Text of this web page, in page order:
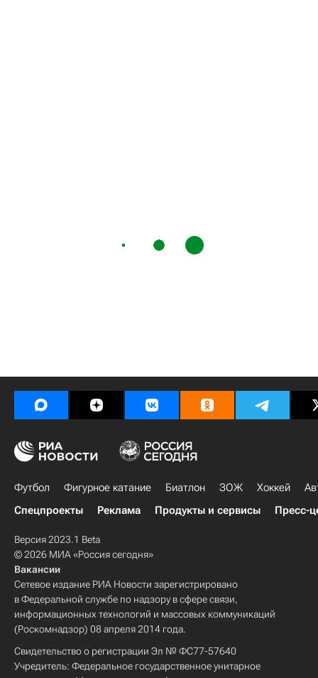
Футбол Фигурное катание Биатлон ЗОЖ Хоккей
Спецпроекты
Реклама Продукты и сервисы Пресс-
Версия 2023.1 Beta
© 2026 МИА «Россия сегодня»
Вакансии
Сетевое издание РИА Новости зарегистрировано
в Федеральной службе по надзору в сфере связи,
информационных технологий и массовых коммуникаций
(Роскомнадзор) 08 апреля 2014 года.
Свидетельство о регистрации Эл № ФС77-57640
Учредитель: Федеральное государственное унитарное